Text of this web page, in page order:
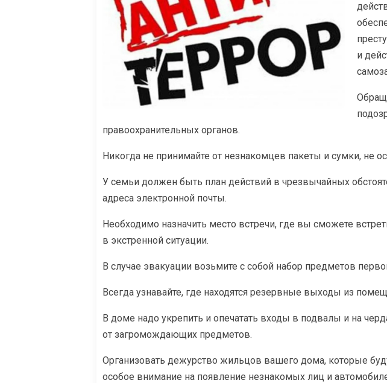
и
правоохранительных органов.
Никогда не принимайте от незнакомцев пакеты и сумки, не
У семьи должен быть план действий в чрезвычайных
адреса электронной почты.
Необходимо назначить место встречи, где вы сможете
в экстренной ситуации.
В случае эвакуации возьмите с собой набор предметов
Всегда узнавайте, где находятся резервные выходы из
В доме надо укрепить и опечатать входы в подвалы и на
от загромождающих предметов.
Организовать дежурство жильцов вашего дома, которые
особое внимание на появление незнакомых лиц и